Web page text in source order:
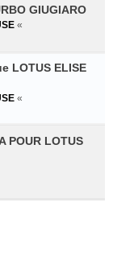
GIUGIARO
«
LOTUS ELISE
«
POUR LOTUS